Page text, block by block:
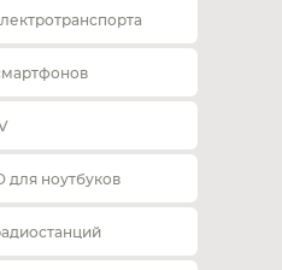
для ноутбуков